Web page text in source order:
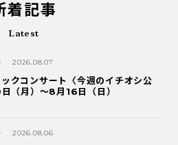
着記事
Latest
2026.08.07
クコンサート〈今週のイチオシ公
（月）～8月16日（日）
2026.08.06